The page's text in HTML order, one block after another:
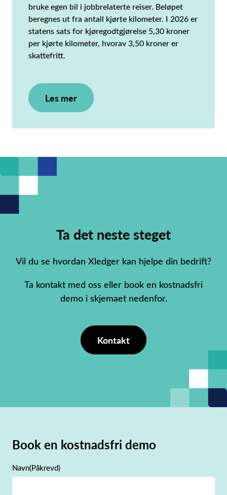
bruke egen bil i jobbrelaterte reiser. Beløpet
beregnes ut fra antall kjørte kilometer. I 2026 er
statens sats for kjøregodtgjørelse 5,30 kroner
per kjørte kilometer, hvorav 3,50 kroner er
skattefritt.
Les mer
Ta det neste steget
Vil du se hvordan Xledger kan hjelpe din bedrift?
Ta kontakt med oss eller book en kostnadsfri
demo i skjemaet nedenfor.
Kontakt
Book en kostnadsfri demo
Navn(Påkrevd)